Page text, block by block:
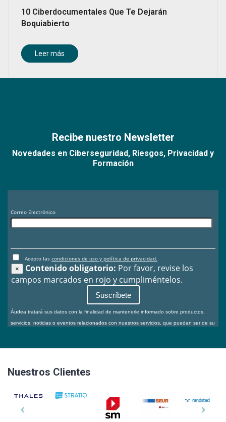
10 Ciberdocumentales Que Te Dejarán
Boquiabierto
Leer más
Recibe nuestro Newsletter
Novedades en Ciberseguridad, Riesgos, Privacidad y
Formación
Nuestros Clientes